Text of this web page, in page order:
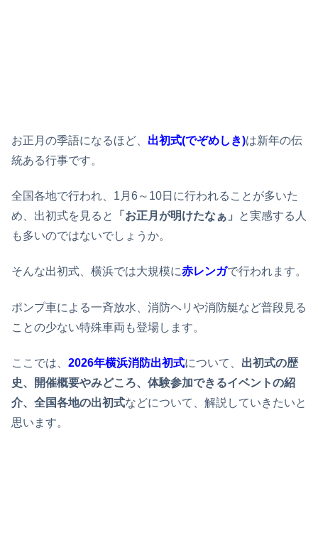
お正月の季語になるほど、 出初式(でぞめしき)は新年の伝
統ある行事です。
全国各地で行われ、1月6～10日に行われることが多いた
め、出初式を見ると
「お正月が明けたなぁ」
と実感する人
も多いのではないでしょうか。
そんな出初式、横浜では大規模に赤レンガで行われます。
ポンプ車による一斉放水、消防ヘリや消防艇など普段見る
ことの少ない特殊車両も登場します。
ここでは、 2026年横浜消防出初式について、 出初式の歴
史、開催概要やみどころ、体験参加できるイベントの紹
介、全国各地の出初式などについて、解説していきたいと
思います。